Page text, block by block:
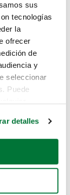
sus
tecnologías
la
ofrecer
de
y
seleccionar
Puede
geográfica
activamente
detalles
como